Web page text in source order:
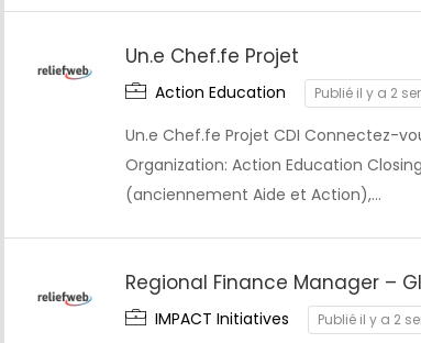
Un.e Chef.fe Projet
Action Education Publié il y a 2
Un.e Chef.fe Projet CDI Connectez-
Organization: Action Education
(anciennement Aide et Action),…
Regional Finance Manager –
IMPACT Initiatives Publié il y a 2